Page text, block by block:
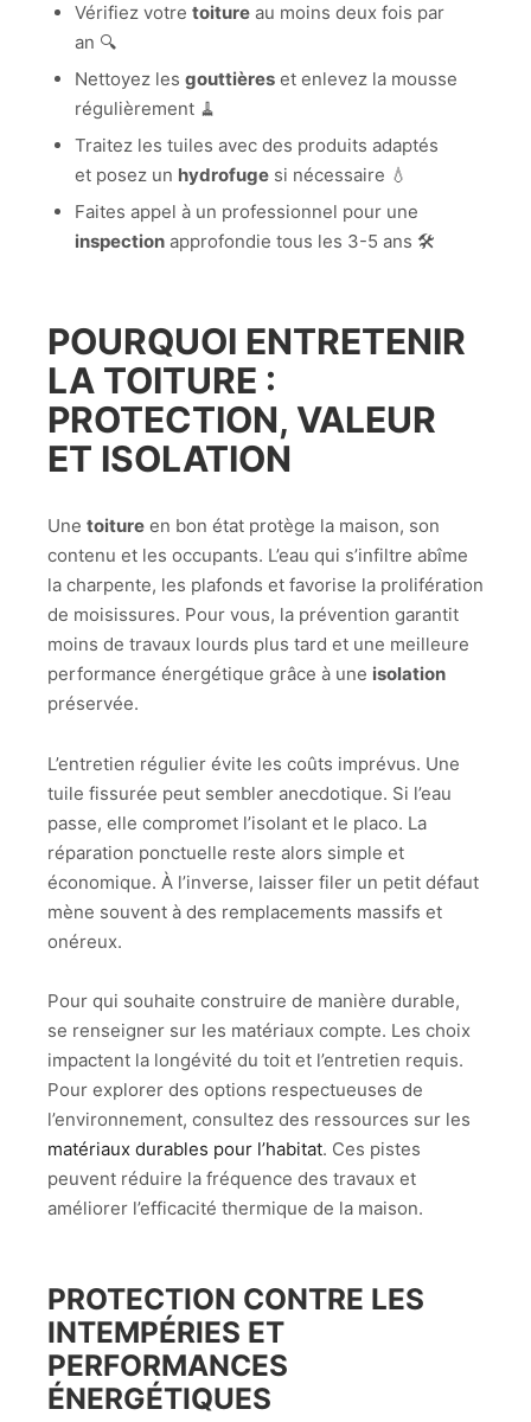
Vérifiez votre toitureau moins deux fois par
an 🔍
Nettoyez les gouttièreset enlevez la mousse
régulièrement 🧹
Traitez les tuiles avec des produits adaptés
et posez un hydrofugesi nécessaire 💧
Faites appel à un professionnel pour une
inspectionapprofondie tous les 3-5 ans 🛠️
POURQUOI ENTRETENIR
LA TOITURE :
PROTECTION, VALEUR
ET ISOLATION
Une toiture en bon état protège la maison, son
contenu et les occupants. L’eau qui s’infiltre abîme
la charpente, les plafonds et favorise la prolifération
de moisissures. Pour vous, la prévention garantit
moins de travaux lourds plus tard et une meilleure
performance énergétique grâce à une isolation
préservée.
L’entretien régulier évite les coûts imprévus. Une
tuile fissurée peut sembler anecdotique. Si l’eau
passe, elle compromet l’isolant et le placo. La
réparation ponctuelle reste alors simple et
économique. À l’inverse, laisser filer un petit défaut
mène souvent à des remplacements massifs et
onéreux.
Pour qui souhaite construire de manière durable,
se renseigner sur les matériaux compte. Les choix
impactent la longévité du toit et l’entretien requis.
Pour explorer des options respectueuses de
l’environnement, consultez des ressources sur les
matériaux durables pour l’habitat. Ces pistes
peuvent réduire la fréquence des travaux et
améliorer l’efficacité thermique de la maison.
PROTECTION CONTRE LES
INTEMPÉRIES ET
PERFORMANCES
ÉNERGÉTIQUES